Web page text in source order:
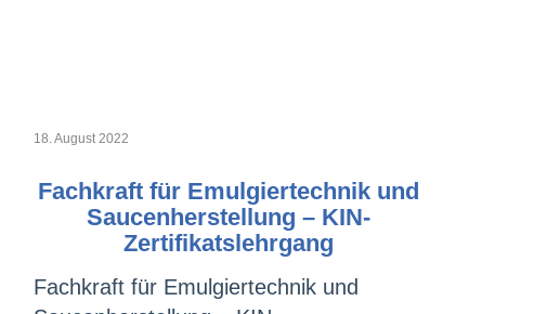
18. August 2022
Fachkraft für Emulgiertechnik und
Saucenherstellung – KIN-
Zertifikatslehrgang
Fachkraft für Emulgiertechnik und